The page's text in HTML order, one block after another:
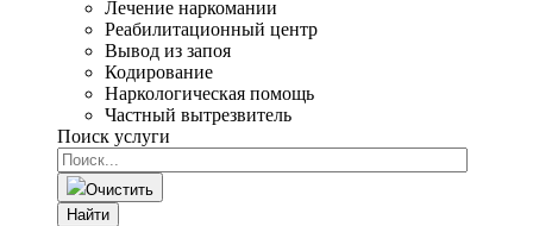
Лечение наркомании
Реабилитационный центр
Вывод из запоя
Кодирование
Наркологическая помощь
Частный вытрезвитель
Поиск услуги
Очистить
Найти